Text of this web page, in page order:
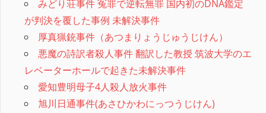
みどり荘事件 冤罪で逆転無罪 国内初のDNA鑑定
が判決を覆した事例 未解決事件
厚真猟銃事件（あつまりょうじゅうじけん）
悪魔の詩訳者殺人事件 翻訳した教授 筑波大学のエ
レベーターホールで起きた未解決事件
愛知豊明母子4人殺人放火事件
旭川日通事件(あさひかわにっつうじけん)